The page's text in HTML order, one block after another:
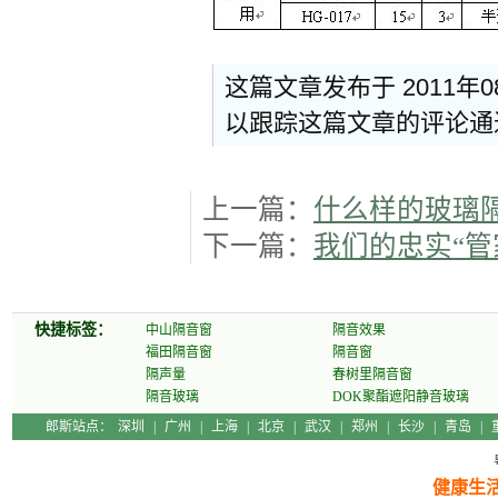
这篇文章发布于 2011年
以跟踪这篇文章的评论
上一篇： 什么样的玻璃
下一篇： 我们的忠实“管
快捷标签： 中山隔音窗
隔音效果
福田隔音窗
隔音窗
隔声量
春树里隔音窗
隔音玻璃
DOK聚酯遮阳静音玻璃
郎斯站点：
深圳 广州 上海 北京 武汉 郑州 长沙 青岛
健康生